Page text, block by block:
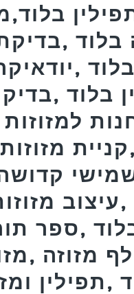
בלוד
בלוד
,ספר
מזוזה
,תפילין